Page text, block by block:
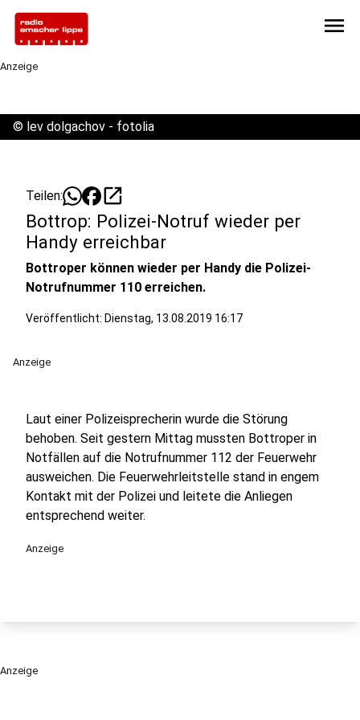
menu
Anzeige
© lev dolgachov - fotolia
Teilen: open_in_new
Bottrop: Polizei-Notruf wieder per
Handy erreichbar
Bottroper können wieder per Handy die Polizei-
Notrufnummer 110 erreichen.
Veröffentlicht: Dienstag, 13.08.2019 16:17
Anzeige
Laut einer Polizeisprecherin wurde die Störung
behoben. Seit gestern Mittag mussten Bottroper in
Notfällen auf die Notrufnummer 112 der Feuerwehr
ausweichen. Die Feuerwehrleitstelle stand in engem
Kontakt mit der Polizei und leitete die Anliegen
entsprechend weiter.
Anzeige
Anzeige